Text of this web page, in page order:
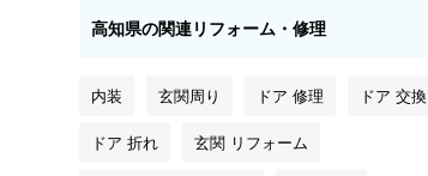
高知県の関連リフォーム・修理
内装 玄関周り ドア 修理 ドア 交換
ドア 折れ 玄関 リフォーム